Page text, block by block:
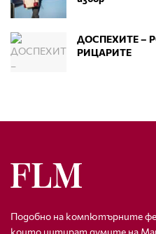
ДОСПЕХИТЕ –
РИЦАРИТЕ
Подобно на компютърните
които цитират думите на